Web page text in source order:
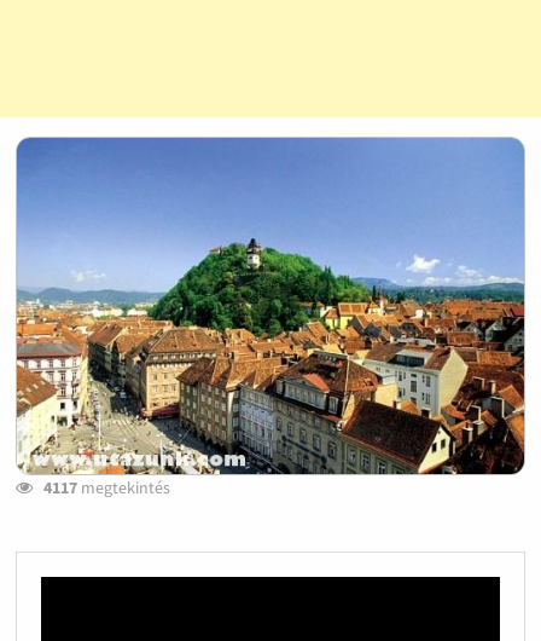
4117megtekintés